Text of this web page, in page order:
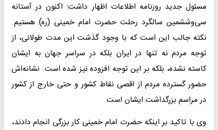
مسئول جدید روزنامه اطلاعات اظهار داشت: اکنون در آستانه
سی‌وششمین سالگرد رحلت حضرت امام خمینی (ره) هستیم.
نکته جالب این است که با وجود گذشت این مدت طولانی، از
توجه مردم نه تنها در ایران بلکه در سراسر جهان به ایشان
کاسته نشده، بلکه بر این توجه افزوده نیز شده است. نشانه‌اش
حضور گسترده مردم از اقصی نقاط کشور و حتی خارج از کشور
در مراسم بزرگداشت ایشان است.
وی با تاکید بر اینکه حضرت امام خمینی کار بزرگی انجام دادند،